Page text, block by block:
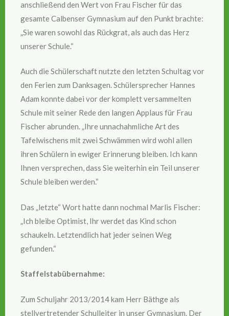
anschließend den Wert von Frau Fischer für das
gesamte Calbenser Gymnasium auf den Punkt brachte:
„Sie waren sowohl das Rückgrat, als auch das Herz
unserer Schule.“
Auch die Schülerschaft nutzte den letzten Schultag vor
den Ferien zum Danksagen. Schülersprecher Hannes
Adam konnte dabei vor der komplett versammelten
Schule mit seiner Rede den langen Applaus für Frau
Fischer abrunden. „Ihre unnachahmliche Art des
Tafelwischens mit zwei Schwämmen wird wohl allen
ihren Schülern in ewiger Erinnerung bleiben. Ich kann
Ihnen versprechen, dass Sie weiterhin ein Teil unserer
Schule bleiben werden.“
Das „letzte“ Wort hatte dann nochmal Marlis Fischer:
„Ich bleibe Optimist, Ihr werdet das Kind schon
schaukeln. Letztendlich hat jeder seinen Weg
gefunden.“
Staffelstabübernahme:
Zum Schuljahr 2013/2014 kam Herr Bäthge als
stellvertretender Schulleiter in unser Gymnasium. Der